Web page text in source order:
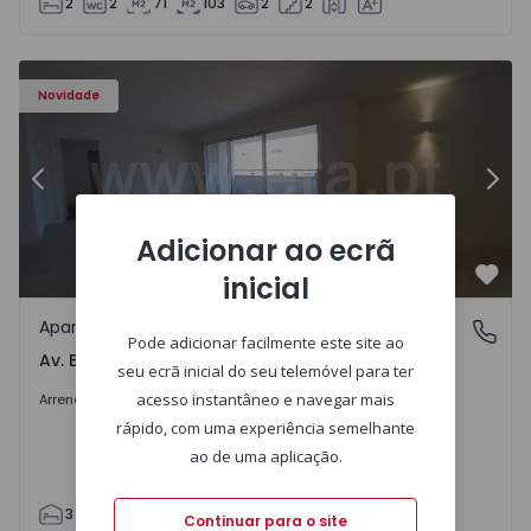
Novidade
Apartamento T3 Porto, Av. Boavista - 1575472 - 5
Anterior
Av. Boavista, Porto
Apartamento
Av. Boavista, Porto
Arrendar 2.300 €/mês
3 142 2 4
Adicionar ao ecrã
inicial
Pode adicionar facilmente este site ao
seu ecrã inicial do seu telemóvel para ter
acesso instantâneo e navegar mais
rápido, com uma experiência semelhante
ao de uma aplicação.
Continuar para o site